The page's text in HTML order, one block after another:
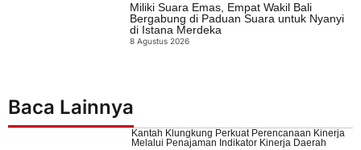
Miliki Suara Emas, Empat Wakil Bali
Bergabung di Paduan Suara untuk Nyanyi
di Istana Merdeka
8 Agustus 2026
Baca Lainnya
Kantah Klungkung Perkuat Perencanaan Kinerja
Melalui Penajaman Indikator Kinerja Daerah